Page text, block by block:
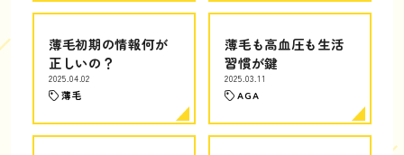
薄毛初期の情報何が
正しいの？
2025.04.02
薄毛
薄毛も高血圧も生活
習慣が鍵
2025.03.11
AGA